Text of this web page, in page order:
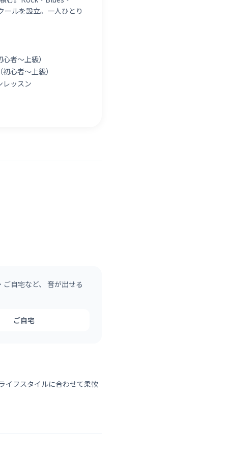
ルを設立。一人ひとり
者〜上級）
心者〜上級）
レッスン
自宅など、 音が出せる
ご自宅
イフスタイルに合わせて柔軟